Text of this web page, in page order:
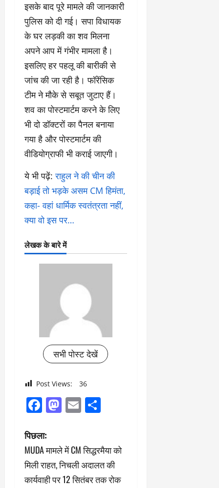
इसके बाद पूरे मामले की जानकारी
पुलिस को दी गई। सपा विधायक
के घर लड़की का शव मिलना
अपने आप में गंभीर मामला है।
इसलिए हर पहलू की बारीकी से
जांच की जा रही है। फॉरेंसिक
टीम ने मौके से सबूत जुटाए हैं।
शव का पोस्टमार्टम करने के लिए
भी दो डॉक्टरों का पैनल बनाया
गया है और पोस्टमार्टम की
वीडियोग्राफी भी कराई जाएगी।
ये भी पढ़ें:राहुल ने की चीन की
बड़ाई तो भड़के असम CM हिमंता,
कहा- वहां धार्मिक स्वतंत्रता नहीं,
क्या वो इस पर…
लेखक के बारे में
सभी पोस्ट देखें
Post Views: 36
Facebook
Mastodon
Email
पो
स्ट
ने
पिछला:
MUDA मामले में CM सिद्धरमैया को
मिली राहत, निचली अदालत की
कार्यवाही पर 12 सितंबर तक रोक